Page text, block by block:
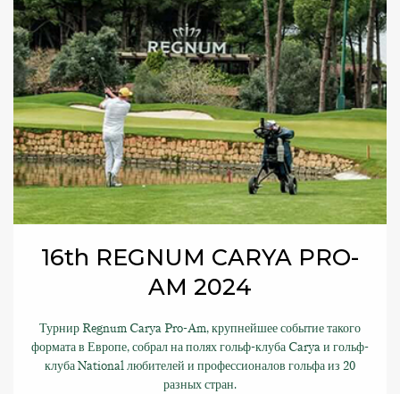
16th REGNUM CARYA PRO-
AM 2024
Турнир Regnum Carya Pro-Am, крупнейшее событие такого
формата в Европе, собрал на полях гольф-клуба Carya и гольф-
клуба National любителей и профессионалов гольфа из 20
разных стран.